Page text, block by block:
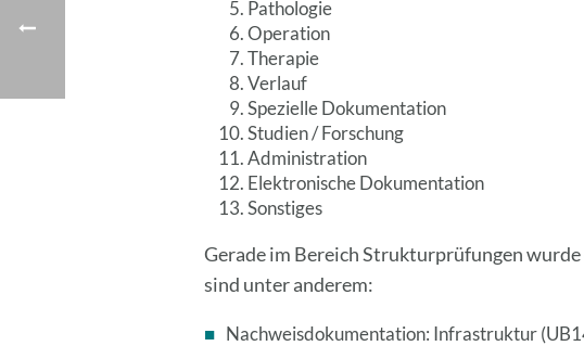
Pathologie
Operation
Therapie
Verlauf
Spezielle Dokumentation
Studien / Forschung
Administration
Elektronische Dokumentation
Sonstiges
Gerade im Bereich Strukturprüfungen
sind unter anderem:
Nachweisdokumentation: Infrastruktur